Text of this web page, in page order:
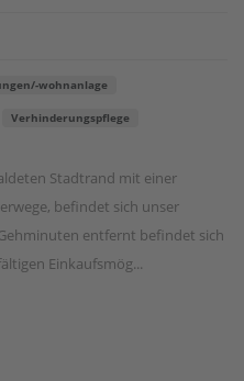
wohnanlage
Verhinderungspflege
Stadtrand mit einer
befindet sich unser
entfernt befindet sich
Einkaufsmög...